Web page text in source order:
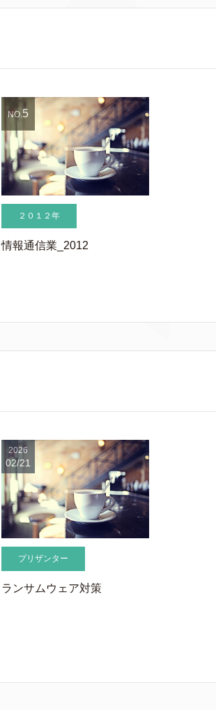
２０１２年
情報通信業_2012
NO.5
プリザンター
ランサムウェア対策
2026
02/21